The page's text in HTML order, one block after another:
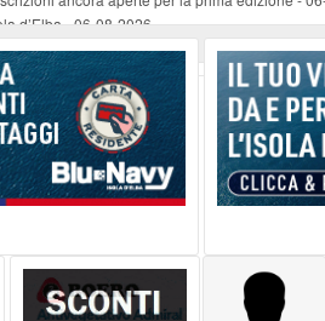
d’Elba-06-08-2026
illeso il conducente-06-08-2026
comunale in occasione del Santo Patrono
Liberazione: il programma della prima serata-